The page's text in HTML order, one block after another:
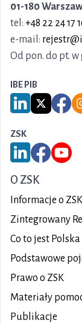
01-180
tel: +48 22 24 17
e-mail:
Od pon. do pt. w
IBE PIB
Link doLink do
ZSK
Link doLink do
O ZSK
Informacje o ZSK
Zintegrowany
Co to jest
Podstawowe
Prawo o ZSK
Materiały
Publikacje